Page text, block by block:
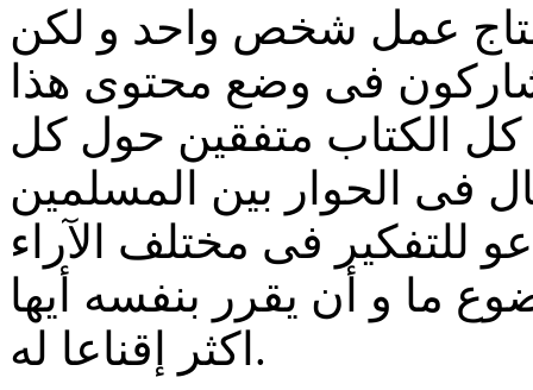
عمل شخص واحد و لكن
فى وضع محتوى هذا
الكتاب متفقين حول كل
فى الحوار بين المسلمين
للتفكير فى مختلف الآراء
ما و أن يقرر بنفسه أيها
اكثر إقناعا له.